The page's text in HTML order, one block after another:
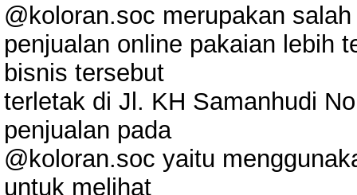
@koloran.soc merupakan
penjualan online pakaian lebih
bisnis tersebut
terletak di Jl. KH Samanhudi
penjualan pada
@koloran.soc yaitu
untuk melihat